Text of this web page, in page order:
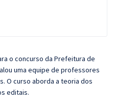
o concurso da Prefeitura de
uma equipe de professores
O curso aborda a teoria dos
editais.